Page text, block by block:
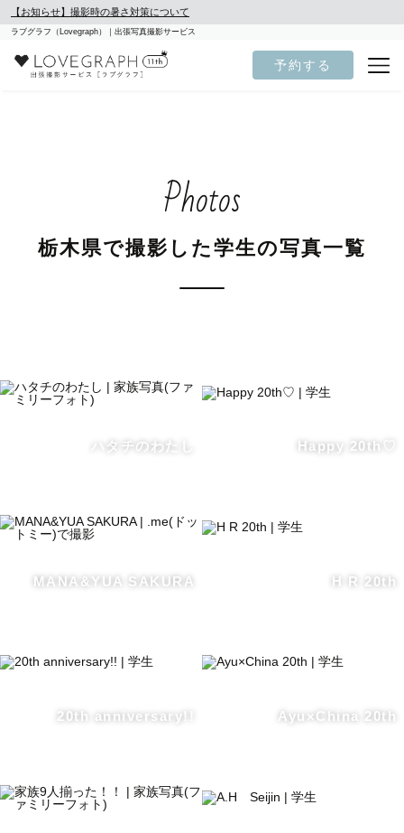
【お知らせ】撮影時の暑さ対策について
ラブグラフ（Lovegraph）｜出張写真撮影サービス
予約する
Photos
栃木県で撮影した学生の写真一覧
ハタチのわたし Happy 20th♡
MANA&YUA SAKURA H R 20th
20th anniversary!! Ayu×China 20th